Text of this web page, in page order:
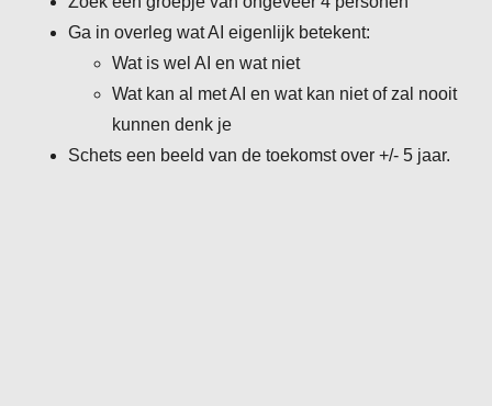
Ga in overleg wat AI eigenlijk betekent:
Wat is wel AI en wat niet
Wat kan al met AI en wat kan niet of zal nooit
kunnen denk je
Schets een beeld van de toekomst over +/- 5 jaar.